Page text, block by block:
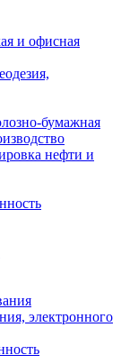
и офисная
бумажная
нефти и
электронного